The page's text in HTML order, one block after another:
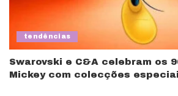
tendências
Swarovski e C&A celebram os
Mickey com colecções